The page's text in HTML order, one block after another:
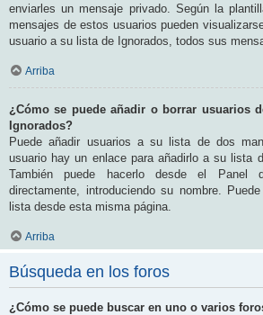
enviarles un mensaje privado. Según la
mensajes de estos usuarios pueden
usuario a su lista de Ignorados, todos sus
Arriba
¿Cómo se puede añadir o borrar usuarios
Ignorados?
Puede añadir usuarios a su lista de dos
usuario hay un enlace para añadirlo a su lista
También puede hacerlo desde el Panel
directamente, introduciendo su nombre.
lista desde esta misma página.
Arriba
Búsqueda en los foros
¿Cómo se puede buscar en uno o varios